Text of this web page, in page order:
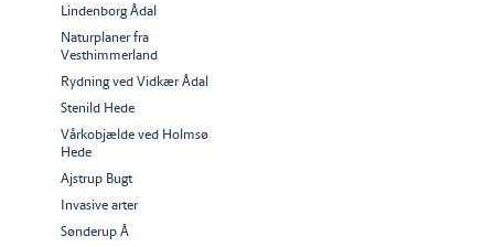
Lindenborg Ådal
Naturplaner fra
Vesthimmerland
Rydning ved Vidkær Ådal
Stenild Hede
Vårkobjælde ved Holmsø
Hede
Ajstrup Bugt
Invasive arter
Sønderup Å